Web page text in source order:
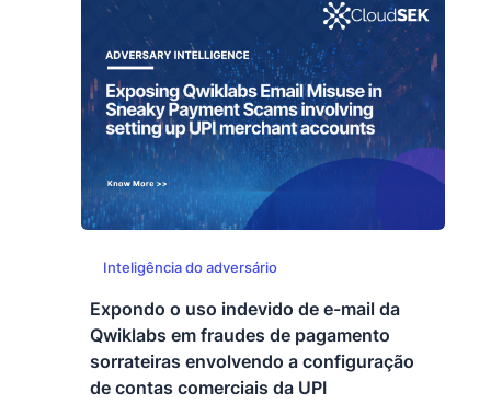
Inteligência do adversário
Expondo o uso indevido de e-mail da
Qwiklabs em fraudes de pagamento
sorrateiras envolvendo a configuração
de contas comerciais da UPI